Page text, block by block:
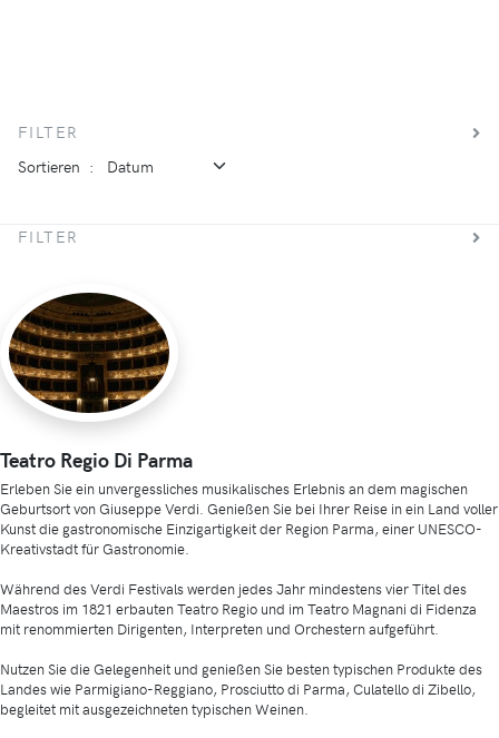
FILTER
Sortieren :
FILTER
Teatro Regio Di Parma
Erleben Sie ein unvergessliches musikalisches Erlebnis an dem magischen
Geburtsort von Giuseppe Verdi. Genießen Sie bei Ihrer Reise in ein Land voller
Kunst die gastronomische Einzigartigkeit der Region Parma, einer UNESCO-
Kreativstadt für Gastronomie.
Während des Verdi Festivals werden jedes Jahr mindestens vier Titel des
Maestros im 1821 erbauten Teatro Regio und im Teatro Magnani di Fidenza
mit renommierten Dirigenten, Interpreten und Orchestern aufgeführt.
Nutzen Sie die Gelegenheit und genießen Sie besten typischen Produkte des
Landes wie Parmigiano-Reggiano, Prosciutto di Parma, Culatello di Zibello,
begleitet mit ausgezeichneten typischen Weinen.